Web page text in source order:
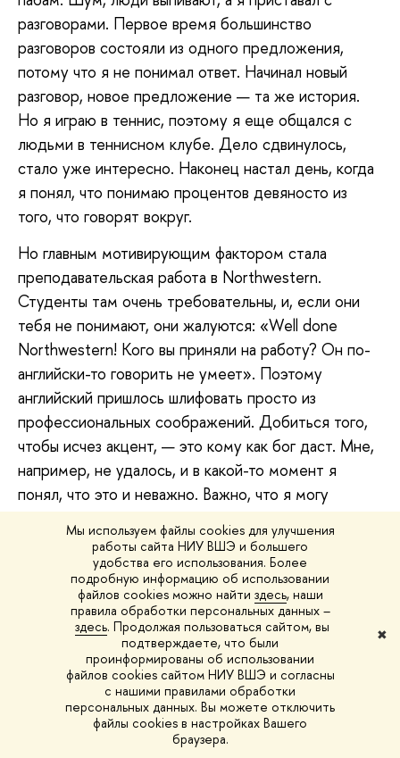
Мы используем файлы cookies для улучшения
работы сайта НИУ ВШЭ и большего
удобства его использования. Более
подробную информацию об использовании
файлов cookies можно найти здесь, наши
правила обработки персональных данных –
здесь. Продолжая пользоваться сайтом, вы
подтверждаете, что были
проинформированы об использовании
файлов cookies сайтом НИУ ВШЭ и согласны
с нашими правилами обработки
персональных данных. Вы можете отключить
файлы cookies в настройках Вашего
браузера.
✖
разговорами. Первое время большинство
разговоров состояли из одного предложения,
потому что я не понимал ответ. Начинал новый
разговор, новое предложение — та же история.
Но я играю в теннис, поэтому я еще общался с
людьми в теннисном клубе. Дело сдвинулось,
стало уже интересно. Наконец настал день, когда
я понял, что понимаю процентов девяносто из
того, что говорят вокруг.
Но главным мотивирующим фактором стала
преподавательская работа в Northwestern.
Студенты там очень требовательны, и, если они
тебя не понимают, они жалуются: «Well done
Northwestern! Кого вы приняли на работу? Он по-
английски-то говорить не умеет». Поэтому
английский пришлось шлифовать просто из
профессиональных соображений. Добиться того,
чтобы исчез акцент, — это кому как бог даст. Мне,
например, не удалось, и в какой-то момент я
понял, что это и неважно. Важно, что я могу
адекватно изложить все, что хочу сказать, и они
меня поймут. А уж поймут они меня с улыбкой,
слушая мой акцент, или нет — это их дело. В конце
концов, развитый язык компенсирует акцент.
В целом отношение к иностранцам в то время
было дружелюбное, по крайней мере не
агрессивное. Случались неприятные исключения,
но не так часто. Все-таки тогда Америка, видимо
по праву, считалась лидером демократии, и там
царило такое отношение: всякий новый эмигрант,